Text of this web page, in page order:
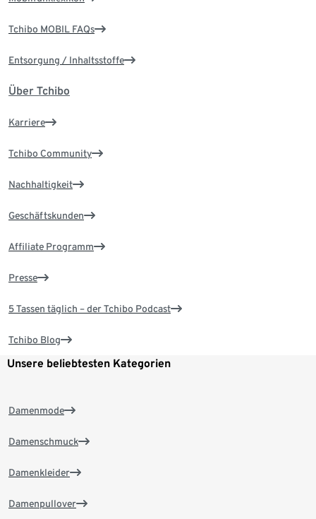
Tchibo MOBIL FAQs
Entsorgung / Inhaltsstoffe
Über Tchibo
Karriere
Tchibo Community
Nachhaltigkeit
Geschäftskunden
Affiliate Programm
Presse
5 Tassen täglich – der Tchibo Podcast
Tchibo Blog
Unsere beliebtesten Kategorien
Damenmode
Damenschmuck
Damenkleider
Damenpullover